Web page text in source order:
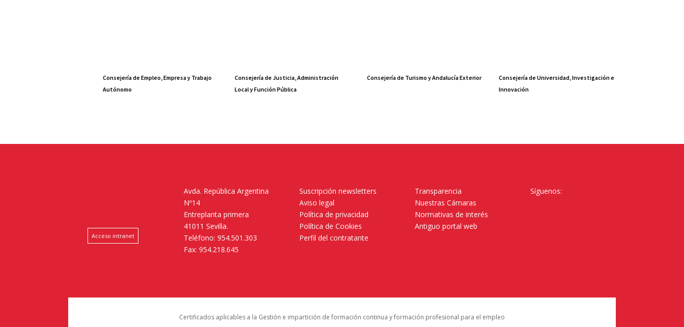
Consejería de Empleo, Empresa y Trabajo
Autónomo
Consejería de Justicia, Administración
Local y Función Pública
Consejería de Turismo y Andalucía Exterior
Consejería de Universidad, Investigación e
Innovación
Acceso intranet
Avda. República Argentina
Nº14
Entreplanta primera
41011 Sevilla.
Teléfono: 954.501.303
Fax: 954.218.645
Suscripción newsletters
Aviso legal
Política de privacidad
Política de Cookies
Perfil del contratante
Transparencia
Nuestras Cámaras
Normativas de interés
Antiguo portal web
Síguenos:
Certificados aplicables a la Gestión e impartición de formación continua y formación profesional para el empleo